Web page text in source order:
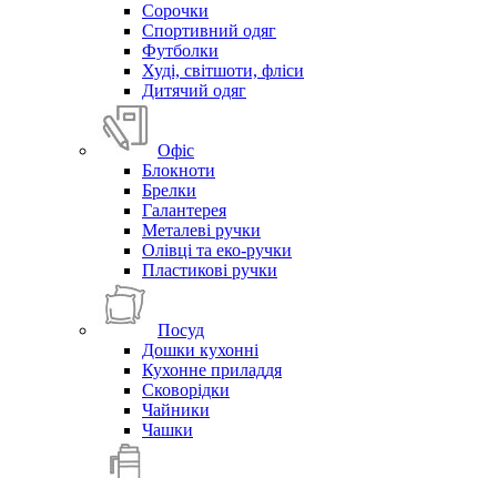
Сорочки
Спортивний одяг
Футболки
Худі, світшоти, фліси
Дитячий одяг
Офіс
Блокноти
Брелки
Галантерея
Металеві ручки
Олівці та еко-ручки
Пластикові ручки
Посуд
Дошки кухонні
Кухонне приладдя
Сковорідки
Чайники
Чашки